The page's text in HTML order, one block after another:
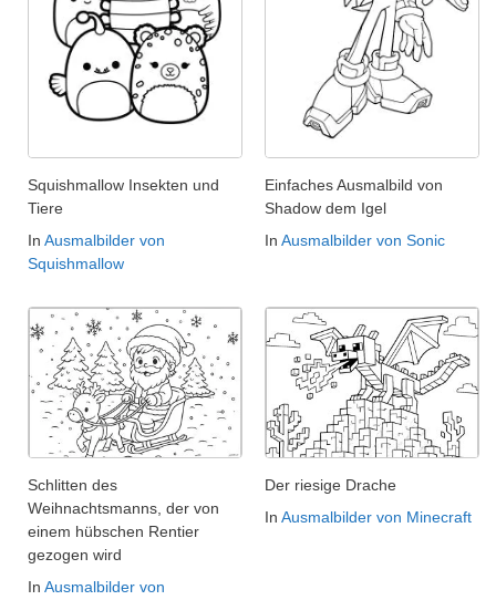
Squishmallow Insekten und
Tiere
In Ausmalbilder von
Squishmallow
Einfaches Ausmalbild von
Shadow dem Igel
In Ausmalbilder von Sonic
Schlitten des
Weihnachtsmanns, der von
einem hübschen Rentier
gezogen wird
In Ausmalbilder von
Der riesige Drache
In Ausmalbilder von Minecraft